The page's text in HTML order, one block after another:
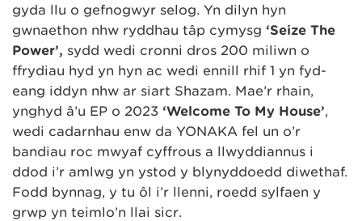
gyda llu o gefnogwyr selog. Yn dilyn hyn
gwnaethon nhw ryddhau tâp cymysg ‘Seize The
Power’, sydd wedi cronni dros 200 miliwn o
ffrydiau hyd yn hyn ac wedi ennill rhif 1 yn fyd-
eang iddyn nhw ar siart Shazam. Mae’r rhain,
ynghyd â’u EP o 2023 ‘Welcome To My House’,
wedi cadarnhau enw da YONAKA fel un o’r
bandiau roc mwyaf cyffrous a llwyddiannus i
ddod i’r amlwg yn ystod y blynyddoedd diwethaf.
Fodd bynnag, y tu ôl i’r llenni, roedd sylfaen y
grŵp yn teimlo’n llai sicr.